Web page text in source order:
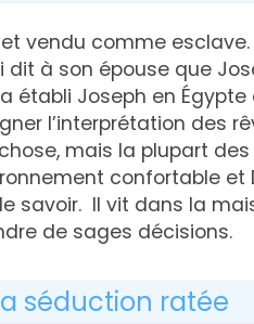
vendu comme
dit à son épouse que
établi Joseph en
l’interprétation des
mais la plupart
confortable et
savoir. Il vit dans la
de sages décisions.
séduction ratée